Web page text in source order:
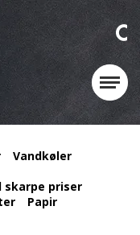
Vandkøler
priser
Papir